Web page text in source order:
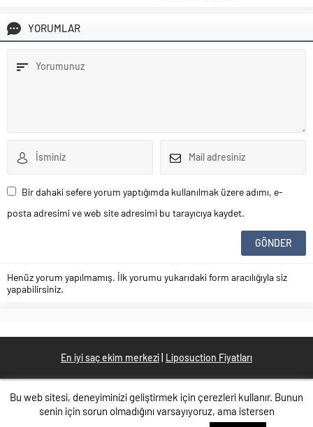
YORUMLAR
Bir dahaki sefere yorum yaptığımda kullanılmak üzere adımı, e-
posta adresimi ve web site adresimi bu tarayıcıya kaydet.
Henüz yorum yapılmamış. İlk yorumu yukarıdaki form aracılığıyla siz
yapabilirsiniz.
En iyi saç ekim merkezi Liposuction Fiyatları
Bu web sitesi, deneyiminizi geliştirmek için çerezleri kullanır. Bunun
senin için sorun olmadığını varsayıyoruz, ama istersen